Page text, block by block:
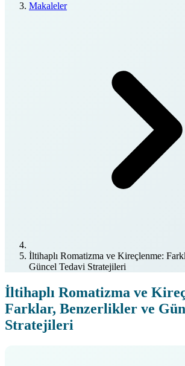
Makaleler
İltihaplı Romatizma ve Kireçlenme:
Güncel Tedavi Stratejileri
İltihaplı Romatizma ve
Farklar, Benzerlikler ve
Stratejileri